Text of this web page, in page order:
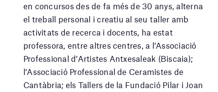
en concursos des de fa més de 30 anys, alterna
el treball personal i creatiu al seu taller amb
activitats de recerca i docents, ha estat
professora, entre altres centres, a l’Associació
Professional d’Artistes Antxesaleak (Biscaia);
l’Associació Professional de Ceramistes de
Cantàbria; els Tallers de la Fundació Pilar i Joan